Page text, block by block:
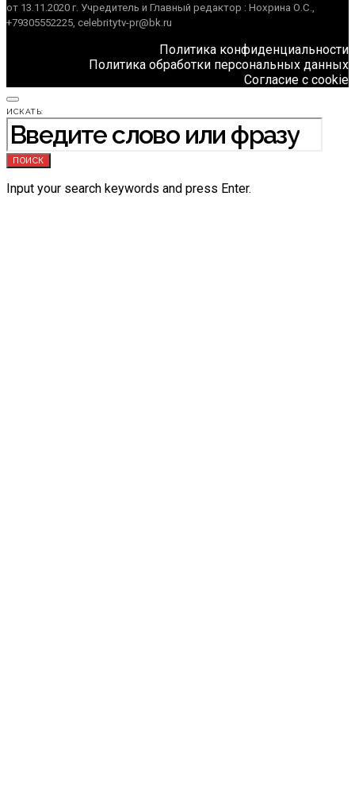
от 13.11.2020 г. Учредитель и Главный редактор : Нохрина О.С.,
+79305552225, celebritytv-pr@bk.ru
Политика конфиденциальности
Политика обработки персональных данных
Согласие с cookie
ИСКАТЬ:
ПОИСК
Input your search keywords and press Enter.